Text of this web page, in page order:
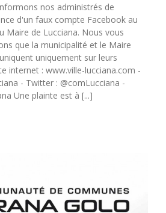
nos administrés de
d'un faux compte Facebook au
Maire de Lucciana. Nous vous
que la municipalité et le Maire
uniquement sur leurs
internet : www.ville-lucciana.com -
- Twitter : @comLucciana -
Une plainte est à [...]